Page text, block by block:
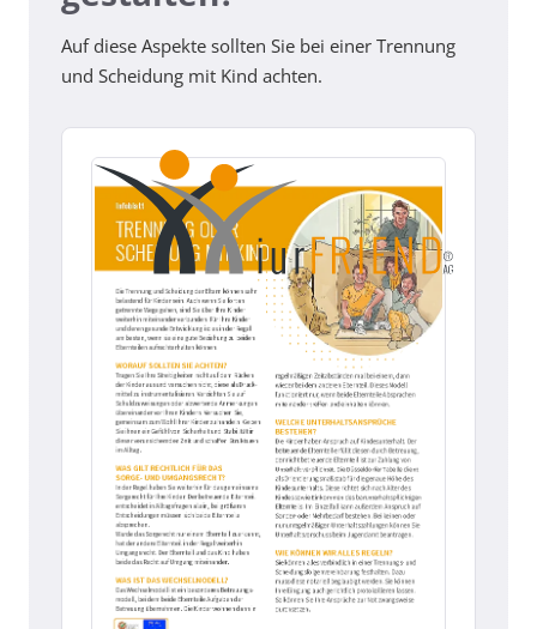
Auf diese Aspekte sollten Sie bei einer Trennung
und Scheidung mit Kind achten.